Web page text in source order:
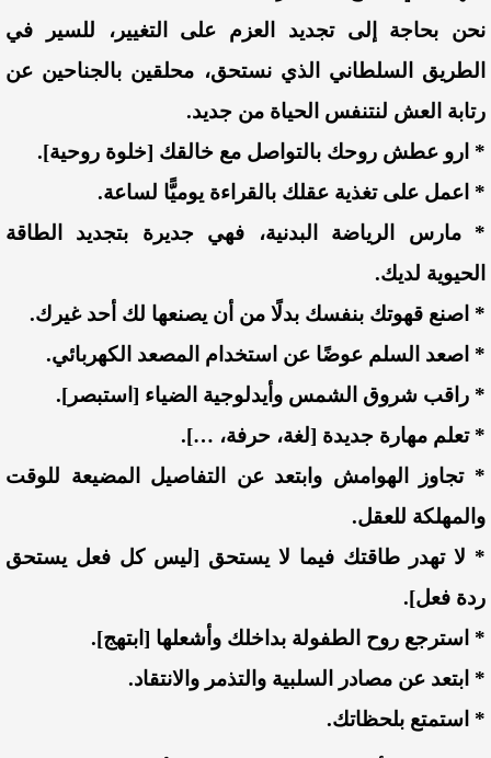
نحن بحاجة إلى تجديد العزم على التغيير، للسير في
الطريق السلطاني الذي نستحق، محلقين بالجناحين عن
رتابة العش لنتنفس الحياة من جديد.
* ارو عطش روحك بالتواصل مع خالقك [خلوة روحية].
* اعمل على تغذية عقلك بالقراءة يوميًّا لساعة.
* مارس الرياضة البدنية، فهي جديرة بتجديد الطاقة
الحيوية لديك.
* اصنع قهوتك بنفسك بدلًا من أن يصنعها لك أحد غيرك.
* اصعد السلم عوضًا عن استخدام المصعد الكهربائي.
* راقب شروق الشمس وأيدلوجية الضياء [استبصر].
* تعلم مهارة جديدة [لغة، حرفة، …].
* تجاوز الهوامش وابتعد عن التفاصيل المضيعة للوقت
والمهلكة للعقل.
* لا تهدر طاقتك فيما لا يستحق [ليس كل فعل يستحق
ردة فعل].
* استرجع روح الطفولة بداخلك وأشعلها [ابتهج].
* ابتعد عن مصادر السلبية والتذمر والانتقاد.
* استمتع بلحظاتك.